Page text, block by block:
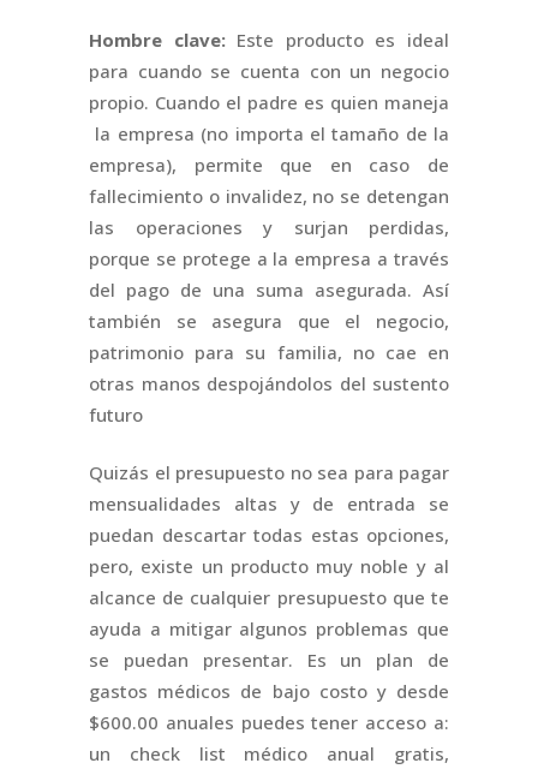
Hombre clave:Este producto es ideal
para cuando se cuenta con un negocio
propio. Cuando el padre es quien maneja
la empresa (no importa el tamaño de la
empresa), permite que en caso de
fallecimiento o invalidez, no se detengan
las operaciones y surjan perdidas,
porque se protege a la empresa a través
del pago de una suma asegurada. Así
también se asegura que el negocio,
patrimonio para su familia, no cae en
otras manos despojándolos del sustento
futuro
Quizás el presupuesto no sea para pagar
mensualidades altas y de entrada se
puedan descartar todas estas opciones,
pero, existe un producto muy noble y al
alcance de cualquier presupuesto que te
ayuda a mitigar algunos problemas que
se puedan presentar. Es un plan de
gastos médicos de bajo costo y desde
$600.00 anuales puedes tener acceso a:
un check list médico anual gratis,